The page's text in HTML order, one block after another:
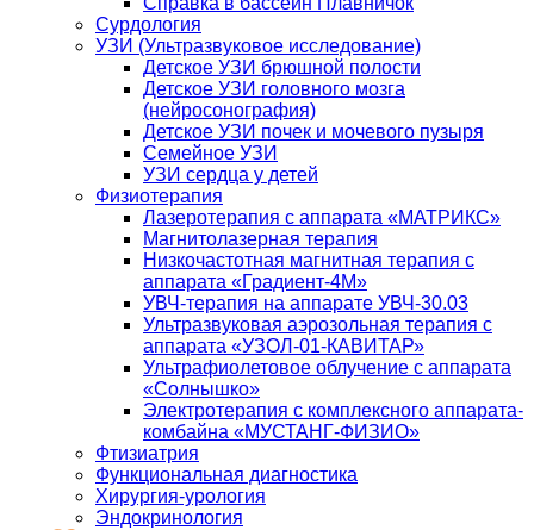
Сурдология
УЗИ (Ультразвуковое исследование)
Детское УЗИ брюшной полости
Детское УЗИ головного мозга
(нейросонография)
Детское УЗИ почек и мочевого пузыря
Семейное УЗИ
УЗИ сердца у детей
Физиотерапия
Лазеротерапия с аппарата «МАТРИКС»
Магнитолазерная терапия
Низкочастотная магнитная терапия с
аппарата «Градиент-4М»
УВЧ-терапия на аппарате УВЧ-30.03
Ультразвуковая аэрозольная терапия с
аппарата «УЗОЛ-01-КАВИТАР»
Ультрафиолетовое облучение с аппарата
«Солнышко»
Электротерапия с комплексного аппарата-
комбайна «МУСТАНГ-ФИЗИО»
Фтизиатрия
Функциональная диагностика
Хирургия-урология
Эндокринология